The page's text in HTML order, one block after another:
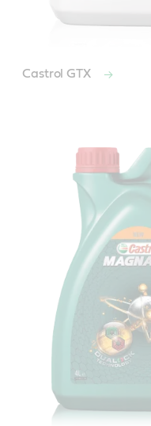
Castrol GTX